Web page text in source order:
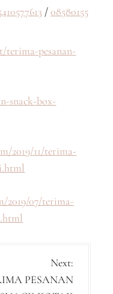
/08580155
terima-pesanan-
snack-box-
2019/11/terima-
2019/07/terima-
Next:
PESANAN